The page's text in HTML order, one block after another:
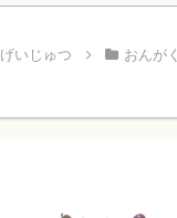
げいじゅつ おんがく